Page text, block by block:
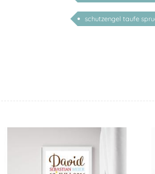
schutzengel taufe